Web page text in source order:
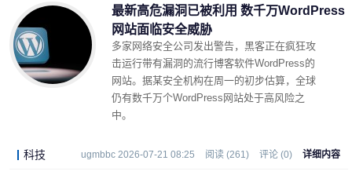
最新高危漏洞已被利用 数千万WordPress
网站面临安全威胁
多家网络安全公司发出警告，黑客正在疯狂攻
击运行带有漏洞的流行博客软件WordPress的
网站。据某安全机构在周一的初步估算，全球
仍有数千万个WordPress 网站处于高风险之
中。
科技 ugmbbc 2026-07-21 08:25 阅读 (261) 评论 (0) 详细内容